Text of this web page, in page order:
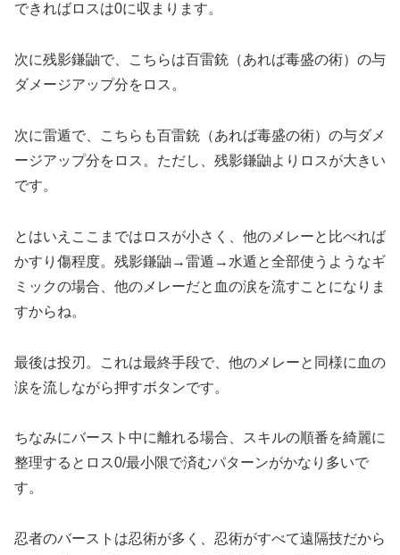
できればロスは0に収まります。
次に残影鎌鼬で、こちらは百雷銃（あれば毒盛の術）の与
ダメージアップ分をロス。
次に雷遁で、こちらも百雷銃（あれば毒盛の術）の与ダメ
ージアップ分をロス。ただし、残影鎌鼬よりロスが大きい
です。
とはいえここまではロスが小さく、他のメレーと比べれば
かすり傷程度。残影鎌鼬→雷遁→水遁と全部使うようなギ
ミックの場合、他のメレーだと血の涙を流すことになりま
すからね。
最後は投刃。これは最終手段で、他のメレーと同様に血の
涙を流しながら押すボタンです。
ちなみにバースト中に離れる場合、スキルの順番を綺麗に
整理するとロス0/最小限で済むパターンがかなり多いで
す。
忍者のバーストは忍術が多く、忍術がすべて遠隔技だから